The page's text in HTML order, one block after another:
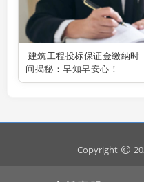
建筑工程投标保证金缴纳时
间揭秘：早知早安心！
Copyright